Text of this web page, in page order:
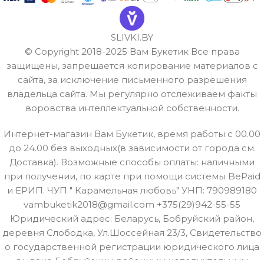
SLIVKI.BY
© Copyright 2018-2025 Вам Букетик Все права
защищены, запрещается копирование материалов с
сайта, за исключение письменного разрешения
владельца сайта. Мы регулярно отслеживаем факты
воровства интеллектуальной собственности.
Интернет-магазин Вам Букетик, время работы с 00.00
до 24.00 без выходных(в зависимости от города см.
Доставка). Возможные способы оплаты: наличными
при получении, по карте при помощи системы BePaid
и ЕРИП. ЧУП " Карамельная любовь" УНП: 790989180
vambuketik2018@gmail.com +375(29)942-55-55
Юридический адрес: Беларусь, Бобруйский район,
деревня Слободка, Ул.Шоссейная 23/3, Свидетельство
о государственной регистрации юридического лица